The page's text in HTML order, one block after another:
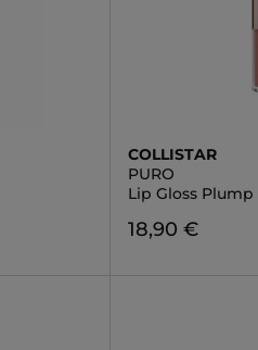
COLLISTAR
PURO
Lip Gloss Plump
18,90 €